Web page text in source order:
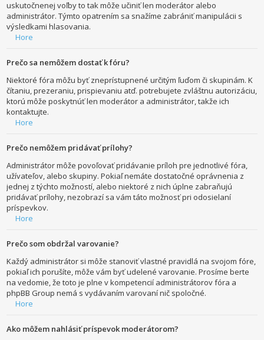
uskutočnenej voľby to tak môže učiniť len moderátor alebo
administrátor. Týmto opatrením sa snažíme zabrániť manipulácii s
výsledkami hlasovania.
Hore
Prečo sa nemôžem dostať k fóru?
Niektoré fóra môžu byť zneprístupnené určitým ľuďom či skupinám. K
čítaniu, prezeraniu, prispievaniu atď. potrebujete zvláštnu autorizáciu,
ktorú môže poskytnúť len moderátor a administrátor, takže ich
kontaktujte.
Hore
Prečo nemôžem pridávať prílohy?
Administrátor môže povoľovať pridávanie príloh pre jednotlivé fóra,
užívateľov, alebo skupiny. Pokiaľ nemáte dostatočné oprávnenia z
jednej z týchto možností, alebo niektoré z nich úplne zabraňujú
pridávať prílohy, nezobrazí sa vám táto možnosť pri odosielaní
príspevkov.
Hore
Prečo som obdržal varovanie?
Každý administrátor si môže stanoviť vlastné pravidlá na svojom fóre,
pokiaľ ich porušíte, môže vám byť udelené varovanie. Prosíme berte
na vedomie, že toto je plne v kompetencií administrátorov fóra a
phpBB Group nemá s vydávaním varovaní nič spoločné.
Hore
Ako môžem nahlásiť príspevok moderátorom?